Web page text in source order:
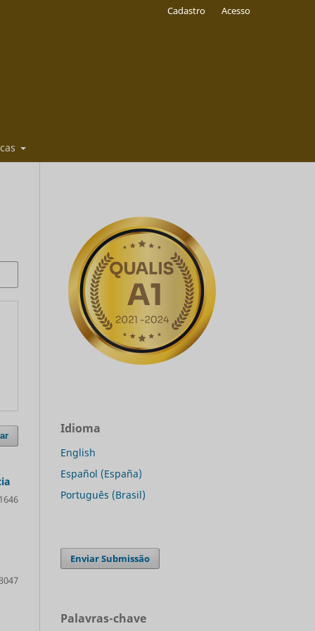
Cadastro Acesso
Idioma
English
Español (España)
Português (Brasil)
Enviar Submissão
Palavras-chave